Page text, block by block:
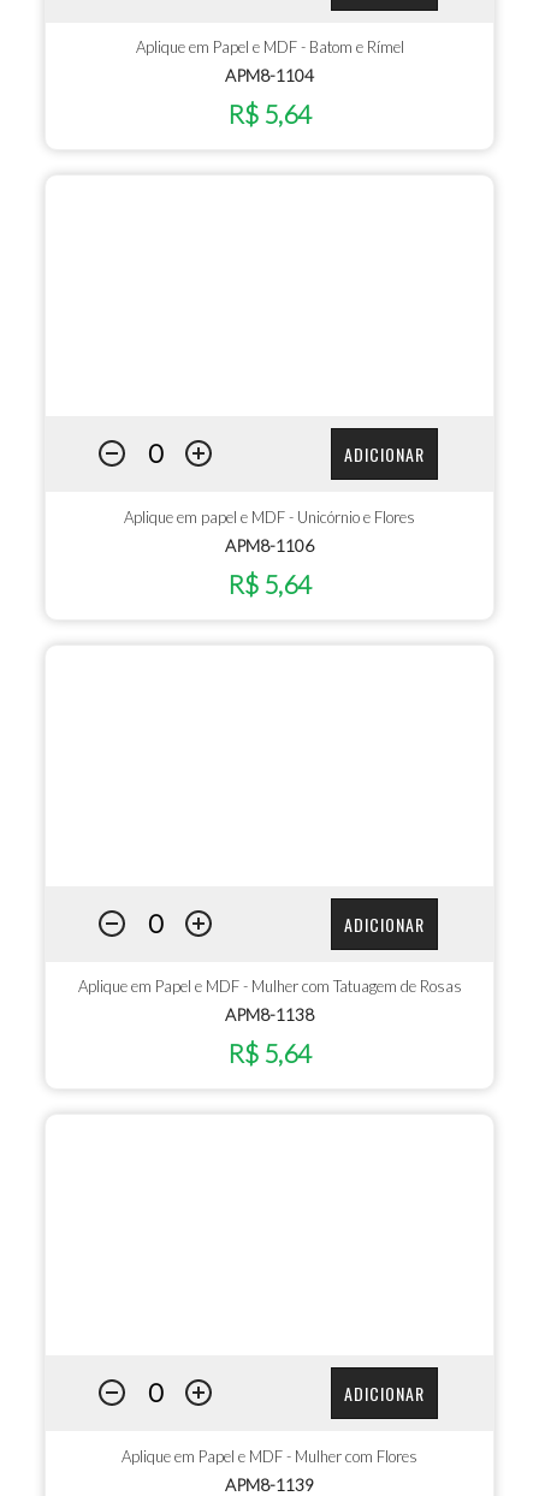
Aplique em Papel e MDF - Batom e Rímel
APM8-1104
R$ 5,64
ADICIONAR
Aplique em papel e MDF - Unicórnio e Flores
APM8-1106
R$ 5,64
ADICIONAR
Aplique em Papel e MDF - Mulher com Tatuagem de Rosas
APM8-1138
R$ 5,64
ADICIONAR
Aplique em Papel e MDF - Mulher com Flores
APM8-1139